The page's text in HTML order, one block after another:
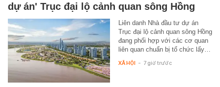
dự án' Trục đại lộ cảnh quan sông Hồng
Liên danh Nhà đầu tư dự án
Trục đại lộ cảnh quan sông Hồng
đang phối hợp với các cơ quan
liên quan chuẩn bị tổ chức lấy…
XÃ HỘI - 7 giờ trước